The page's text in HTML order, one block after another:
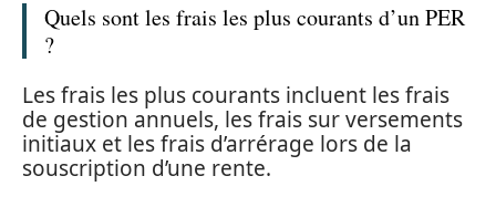
Quels sont les frais les plus courants d’un PER
?
Les frais les plus courants incluent les frais
de gestion annuels, les frais sur versements
initiaux et les frais d’arrérage lors de la
souscription d’une rente.